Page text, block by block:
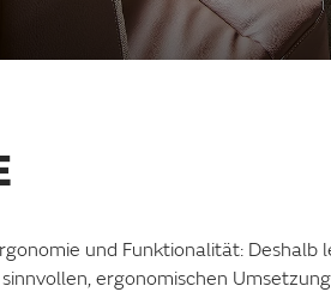
und Funktionalität: Deshalb
ergonomischen